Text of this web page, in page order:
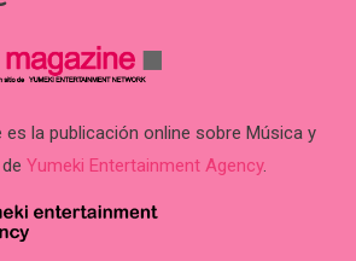
es la publicación online sobre Música y
Yumeki Entertainment Agency.